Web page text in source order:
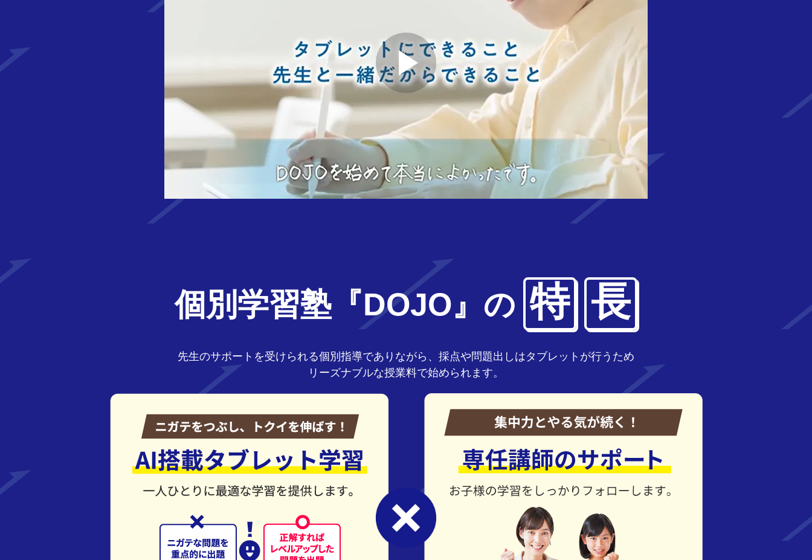
個別学習塾『DOJO』の 特 長
先生のサポートを受けられる個別指導でありながら、採点や問題出しはタブレットが行うため
リーズナブルな授業料で始められます。